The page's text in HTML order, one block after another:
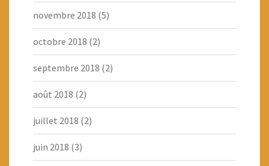
novembre 2018 (5)
octobre 2018 (2)
septembre 2018 (2)
août 2018 (2)
juillet 2018 (2)
juin 2018 (3)